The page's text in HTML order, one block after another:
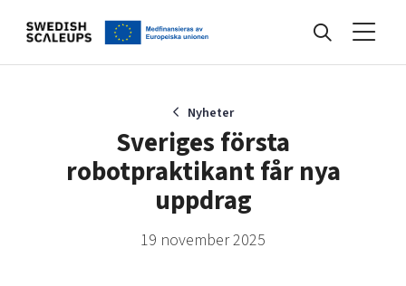
Events
Kunskapsbank
Nyheter
Sveriges första
robotpraktikant får nya
uppdrag
19 november 2025